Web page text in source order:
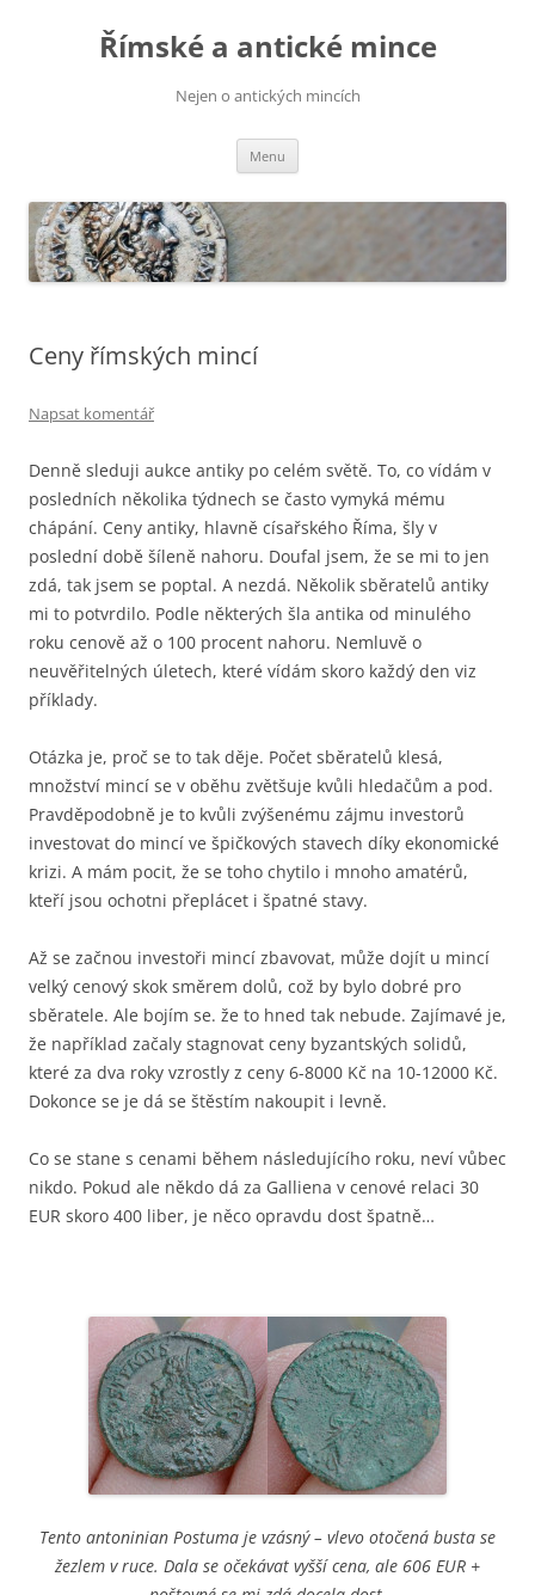
Římské a antické mince
Nejen o antických mincích
Menu
Ceny římských mincí
Napsat komentář
Denně sleduji aukce antiky po celém světě. To, co vídám v
posledních několika týdnech se často vymyká mému
chápání. Ceny antiky, hlavně císařského Říma, šly v
poslední době šíleně nahoru. Doufal jsem, že se mi to jen
zdá, tak jsem se poptal. A nezdá. Několik sběratelů antiky
mi to potvrdilo. Podle některých šla antika od minulého
roku cenově až o 100 procent nahoru. Nemluvě o
neuvěřitelných úletech, které vídám skoro každý den viz
příklady.
Otázka je, proč se to tak děje. Počet sběratelů klesá,
množství mincí se v oběhu zvětšuje kvůli hledačům a pod.
Pravděpodobně je to kvůli zvýšenému zájmu investorů
investovat do mincí ve špičkových stavech díky ekonomické
krizi. A mám pocit, že se toho chytilo i mnoho amatérů,
kteří jsou ochotni přeplácet i špatné stavy.
Až se začnou investoři mincí zbavovat, může dojít u mincí
velký cenový skok směrem dolů, což by bylo dobré pro
sběratele. Ale bojím se. že to hned tak nebude. Zajímavé je,
že například začaly stagnovat ceny byzantských solidů,
které za dva roky vzrostly z ceny 6-8000 Kč na 10-12000 Kč.
Dokonce se je dá se štěstím nakoupit i levně.
Co se stane s cenami během následujícího roku, neví vůbec
nikdo. Pokud ale někdo dá za Galliena v cenové relaci 30
EUR skoro 400 liber, je něco opravdu dost špatně…
Tento antoninian Postuma je vzásný – vlevo otočená busta se
žezlem v ruce. Dala se očekávat vyšší cena, ale 606 EUR +